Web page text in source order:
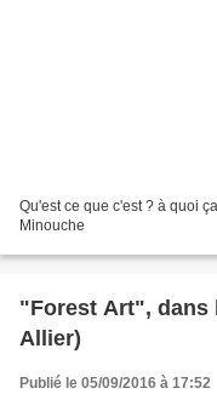
Qu'est ce que c'est ? à quoi
Minouche
"Forest Art", dans
Allier)
Publié le 05/09/2016 à 17:52